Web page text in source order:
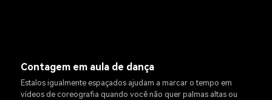
Contagem em aula de dança
Estalos igualmente espaçados ajudam a marcar o tempo em
vídeos de coreografia quando você não quer palmas altas ou